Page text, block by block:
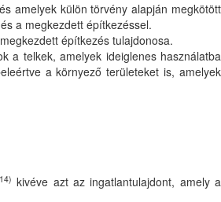
amelyek külön törvény alapján megkötött
a megkezdett építkezéssel.
építkezés tulajdonosa.
a telkek, amelyek ideiglenes használatba
a környező területeket is, amelyek
14) kivéve azt az ingatlantulajdont, amely a